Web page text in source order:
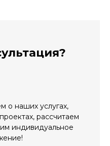
о наших услугах,
рассчитаем
индивидуальное